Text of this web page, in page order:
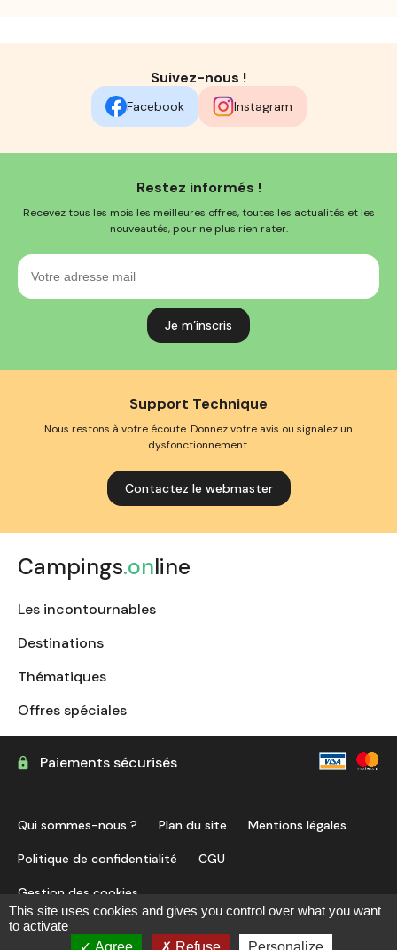
trouver mon camping
Suivez-nous !
Facebook Instagram
Restez informés !
Recevez tous les mois les meilleures offres, toutes les actualités et les
nouveautés, pour ne plus rien rater.
Votre
adresse
mail
Support Technique
Nous restons à votre écoute. Donnez votre avis ou signalez un
dysfonctionnement.
Contactez le webmaster
Campings.online
Les incontournables
Destinations
Thématiques
Offres spéciales
Paiements sécurisés
Qui sommes-nous ? Plan du site Mentions légales
Politique de confidentialité CGU
Gestion des cookies
This site uses cookies and gives you control over what you want
to activate
Agree
Refuse Personalize